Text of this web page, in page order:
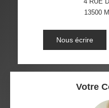
13500
Nous écrire
Votre